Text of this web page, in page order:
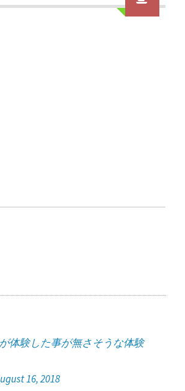
体験した事が無さそうな体験
16, 2018